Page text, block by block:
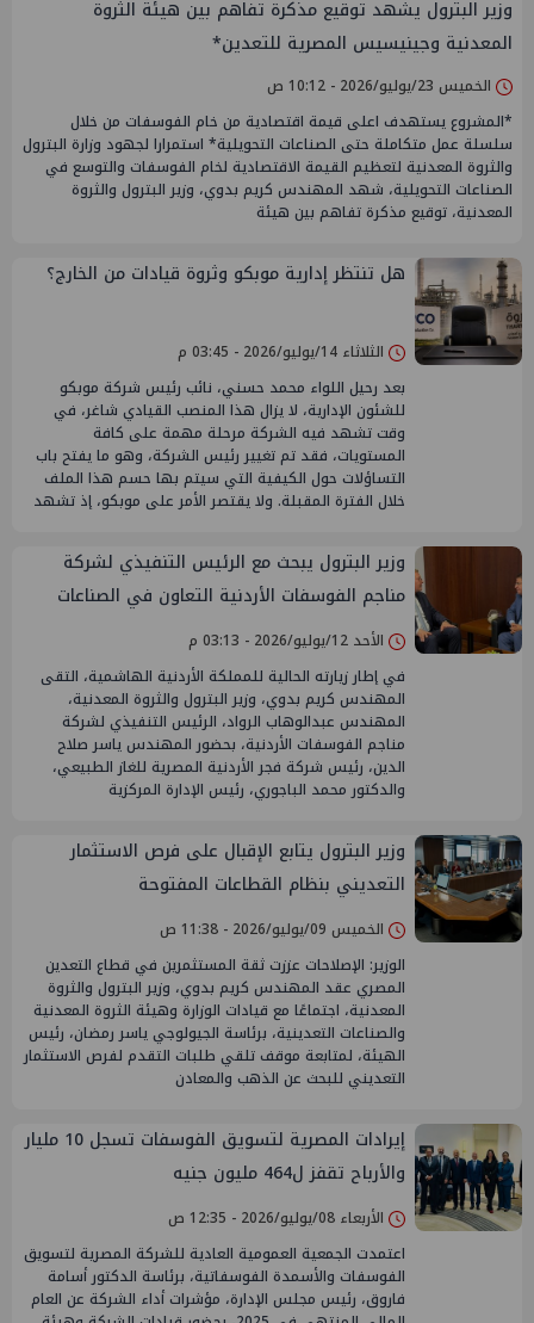
وزير البترول يشهد توقيع مذكرة تفاهم بين هيئة الثروة
المعدنية وجينيسيس المصرية للتعدين*
الخميس 23/يوليو/2026 - 10:12 ص
*المشروع يستهدف اعلى قيمة اقتصادية من خام الفوسفات من خلال
سلسلة عمل متكاملة حتى الصناعات التحويلية* استمرارا لجهود وزارة البترول
والثروة المعدنية لتعظيم القيمة الاقتصادية لخام الفوسفات والتوسع في
الصناعات التحويلية، شهد المهندس كريم بدوي، وزير البترول والثروة
المعدنية، توقيع مذكرة تفاهم بين هيئة
هل تنتظر إدارية موبكو وثروة قيادات من الخارج؟
الثلاثاء 14/يوليو/2026 - 03:45 م
بعد رحيل اللواء محمد حسني، نائب رئيس شركة موبكو
للشئون الإدارية، لا يزال هذا المنصب القيادي شاغر، في
وقت تشهد فيه الشركة مرحلة مهمة على كافة
المستويات، فقد تم تغيير رئيس الشركة، وهو ما يفتح باب
التساؤلات حول الكيفية التي سيتم بها حسم هذا الملف
خلال الفترة المقبلة. ولا يقتصر الأمر على موبكو، إذ تشهد
وزير البترول يبحث مع الرئيس التنفيذي لشركة
مناجم الفوسفات الأردنية التعاون في الصناعات
التعدينية وتعظيم القيمة المضافة للفوسفات
الأحد 12/يوليو/2026 - 03:13 م
في إطار زيارته الحالية للمملكة الأردنية الهاشمية، التقى
المهندس كريم بدوي، وزير البترول والثروة المعدنية،
المهندس عبدالوهاب الرواد، الرئيس التنفيذي لشركة
مناجم الفوسفات الأردنية، بحضور المهندس ياسر صلاح
الدين، رئيس شركة فجر الأردنية المصرية للغاز الطبيعي،
والدكتور محمد الباجوري، رئيس الإدارة المركزية
وزير البترول يتابع الإقبال على فرص الاستثمار
التعديني بنظام القطاعات المفتوحة
الخميس 09/يوليو/2026 - 11:38 ص
الوزير: الإصلاحات عززت ثقة المستثمرين في قطاع التعدين
المصري عقد المهندس كريم بدوي، وزير البترول والثروة
المعدنية، اجتماعًا مع قيادات الوزارة وهيئة الثروة المعدنية
والصناعات التعدينية، برئاسة الجيولوجي ياسر رمضان، رئيس
الهيئة، لمتابعة موقف تلقي طلبات التقدم لفرص الاستثمار
التعديني للبحث عن الذهب والمعادن
إيرادات المصرية لتسويق الفوسفات تسجل 10 مليار
والأرباح تقفز ل464 مليون جنيه
الأربعاء 08/يوليو/2026 - 12:35 ص
اعتمدت الجمعية العمومية العادية للشركة المصرية لتسويق
الفوسفات والأسمدة الفوسفاتية، برئاسة الدكتور أسامة
فاروق، رئيس مجلس الإدارة، مؤشرات أداء الشركة عن العام